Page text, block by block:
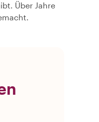
Über Jahre